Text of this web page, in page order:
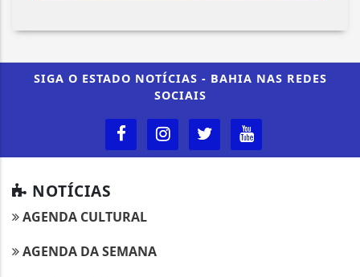
SIGA O ESTADO NOTÍCIAS - BAHIA NAS REDES
SOCIAIS
NOTÍCIAS
AGENDA CULTURAL
AGENDA DA SEMANA